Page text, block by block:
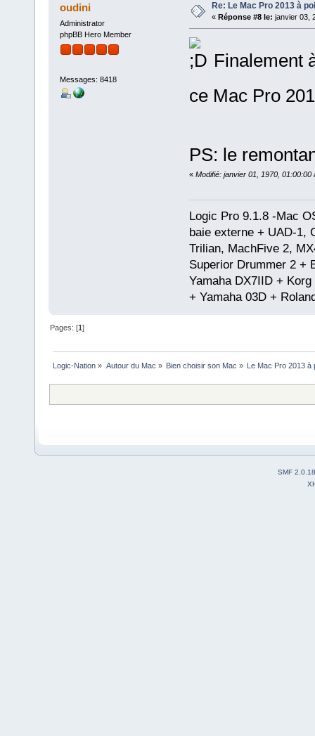
oudini
Administrator
phpBB Hero Member
Messages: 8418
Re: Le Mac Pro 2013 à
« Réponse #8 le: janvier 03,
Finalement
ce Mac Pro
PS: le
« Modifié: janvier 01, 1970, 01:00:00
Logic Pro 9.1.8 -Mac
baie externe + UAD-1,
Trilian, MachFive 2,
Superior Drummer 2 +
Yamaha DX7IID +
+ Yamaha 03D +
Pages: [1]
Logic-Nation » Autour du Mac » Bien choisir son Mac » Le Mac Pro 2013 à
SMF 2.0.18